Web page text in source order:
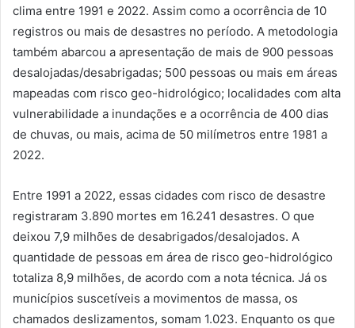
clima entre 1991 e 2022. Assim como a ocorrência de 10
registros ou mais de desastres no período. A metodologia
também abarcou a apresentação de mais de 900 pessoas
desalojadas/desabrigadas; 500 pessoas ou mais em áreas
mapeadas com risco geo-hidrológico; localidades com alta
vulnerabilidade a inundações e a ocorrência de 400 dias
de chuvas, ou mais, acima de 50 milímetros entre 1981 a
2022.
Entre 1991 a 2022, essas cidades com risco de desastre
registraram 3.890 mortes em 16.241 desastres. O que
deixou 7,9 milhões de desabrigados/desalojados. A
quantidade de pessoas em área de risco geo-hidrológico
totaliza 8,9 milhões, de acordo com a nota técnica. Já os
municípios suscetíveis a movimentos de massa, os
chamados deslizamentos, somam 1.023. Enquanto os que